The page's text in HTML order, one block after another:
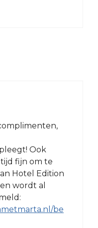
Ook
fijn om te
Hotel Edition
wordt al
be